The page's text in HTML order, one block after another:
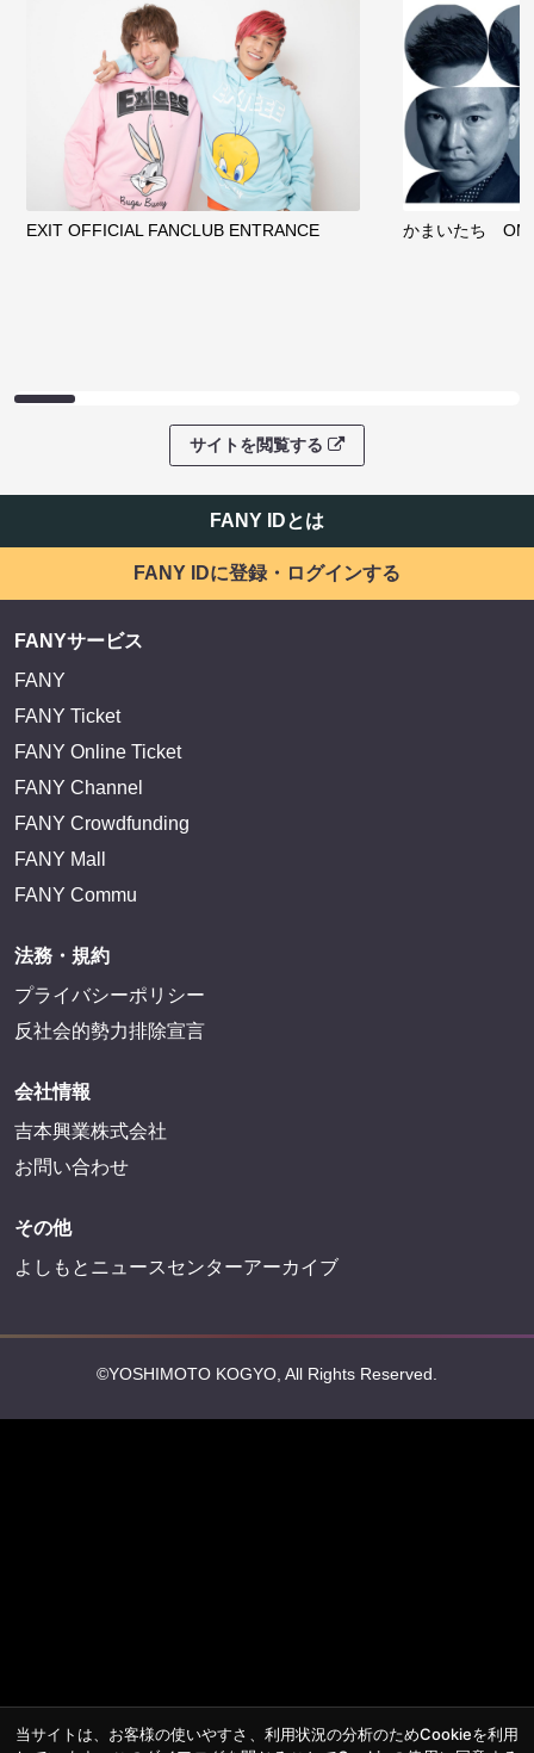
EXIT OFFICIAL FANCLUB ENTRANCE かまいたち
サイトを閲覧する
FANY IDとは
FANY IDに登録・ログインする
FANYサービス
FANY
FANY Ticket
FANY Online Ticket
FANY Channel
FANY Crowdfunding
FANY Mall
FANY Commu
法務・規約
プライバシーポリシー
反社会的勢力排除宣言
会社情報
吉本興業株式会社
お問い合わせ
その他
よしもとニュースセンターアーカイブ
©YOSHIMOTO KOGYO, All Rights Reserved.
当サイトは、お客様の使いやすさ、利用状況の分析のためCookieを利用